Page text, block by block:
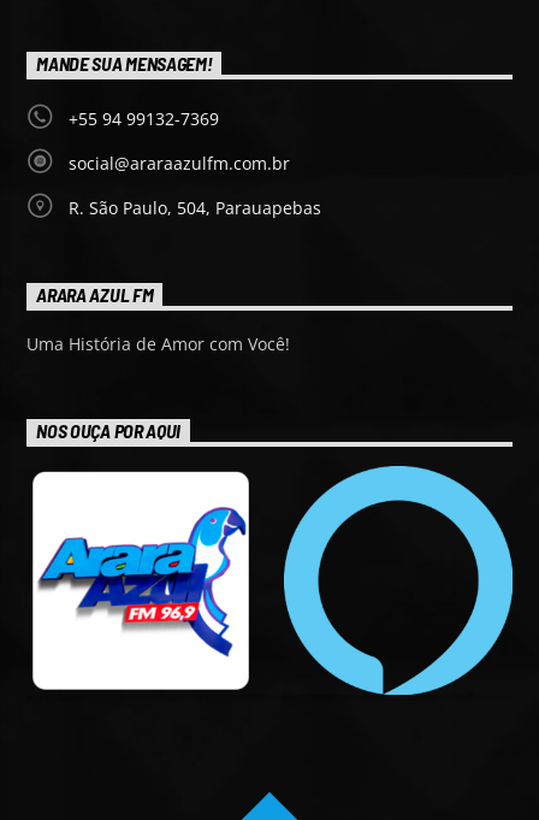
MANDE SUA MENSAGEM!
+55 94 99132-7369
social@araraazulfm.com.br
R. São Paulo, 504, Parauapebas
ARARA AZUL FM
Uma História de Amor com Você!
NOS OUÇA POR AQUI